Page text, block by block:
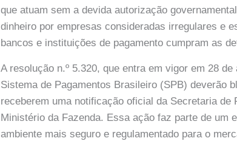
que atuam sem a devida autorização
dinheiro por empresas consideradas irregulares e
bancos e instituições de pagamento cumpram as
A resolução n.º 5.320, que entra em vigor em 28
Sistema de Pagamentos Brasileiro (SPB) deverão
receberem uma notificação oficial da Secretaria
Ministério da Fazenda. Essa ação faz parte de um
ambiente mais seguro e regulamentado para o